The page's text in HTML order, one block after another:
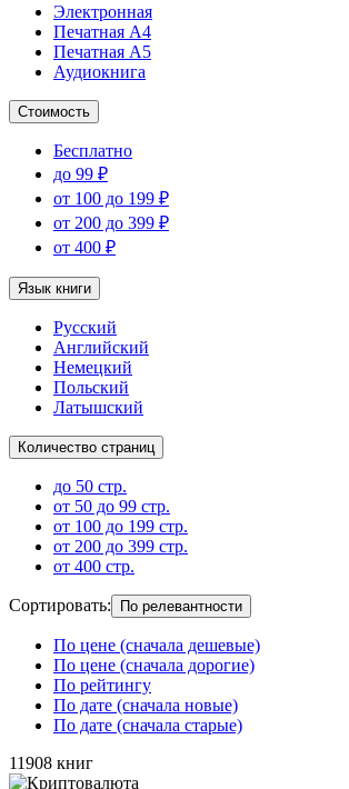
Электронная
Печатная А4
Печатная А5
Аудиокнига
Стоимость
Бесплатно
до 99 ₽
от 100 до 199 ₽
от 200 до 399 ₽
от 400 ₽
Язык книги
Русский
Английский
Немецкий
Польский
Латышский
Количество страниц
до 50 стр.
от 50 до 99 стр.
от 100 до 199 стр.
от 200 до 399 стр.
от 400 стр.
Сортировать: По релевантности
По цене (сначала дешевые)
По цене (сначала дорогие)
По рейтингу
По дате (сначала новые)
По дате (сначала старые)
11908 книг